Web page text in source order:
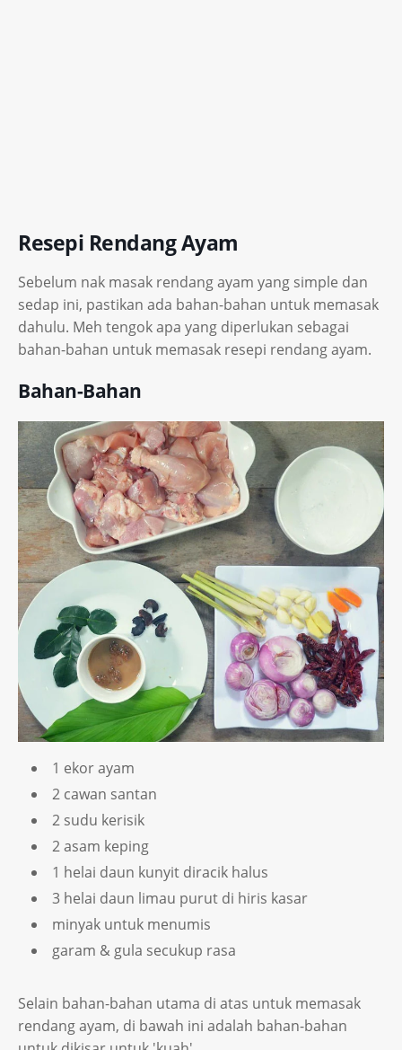
Resepi Rendang Ayam
Sebelum nak masak rendang ayam yang simple dan
sedap ini, pastikan ada bahan-bahan untuk memasak
dahulu. Meh tengok apa yang diperlukan sebagai
bahan-bahan untuk memasak resepi rendang ayam.
Bahan-Bahan
1 ekor ayam
2 cawan santan
2 sudu kerisik
2 asam keping
1 helai daun kunyit diracik halus
3 helai daun limau purut di hiris kasar
minyak untuk menumis
garam & gula secukup rasa
Selain bahan-bahan utama di atas untuk memasak
rendang ayam, di bawah ini adalah bahan-bahan